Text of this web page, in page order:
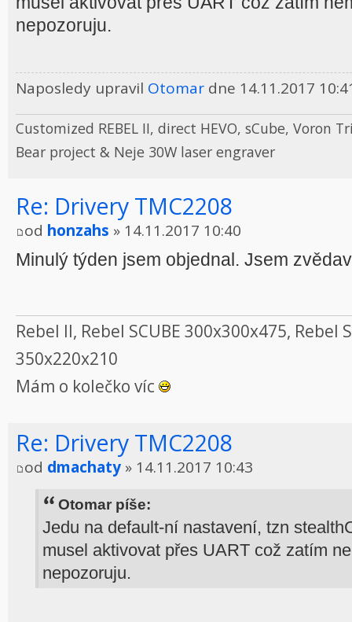
nepozoruju.
Naposledy upravil Otomar dne 14.11.2017
Customized REBEL II, direct HEVO, sCube, Voron
Bear project & Neje 30W laser engraver
Re: Drivery TMC2208
od honzahs » 14.11.2017 10:40
Minulý týden jsem objednal. Jsem
Rebel II, Rebel SCUBE 300x300x475,
350x220x210
Mám o kolečko víc
Re: Drivery TMC2208
od dmachaty » 14.11.2017 10:43
Otomar píše:
Jedu na default-ní nastavení, tzn
musel aktivovat přes UART což zatím
nepozoruju.